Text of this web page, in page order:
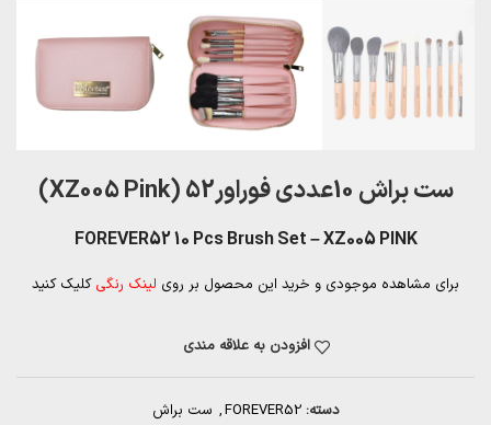
ست براش 10عددی فوراور52 (XZ005 Pink)
FOREVER52 10 Pcs Brush Set – XZ005 PINK
برای مشاهده موجودی و خرید این محصول بر روی لینک رنگی کلیک کنید
افزودن به علاقه مندی
دسته: FOREVER52
, ست براش